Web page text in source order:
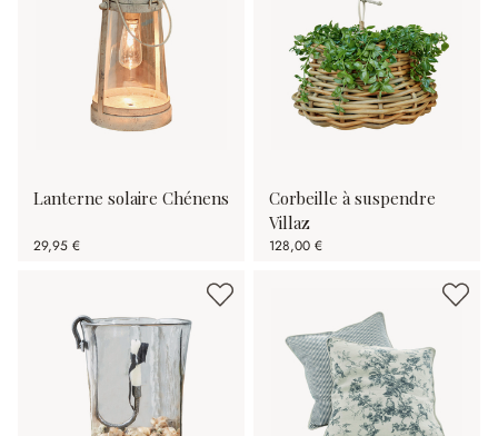
Lanterne solaire Chénens
29,95 €
Corbeille à suspendre
Villaz
128,00 €